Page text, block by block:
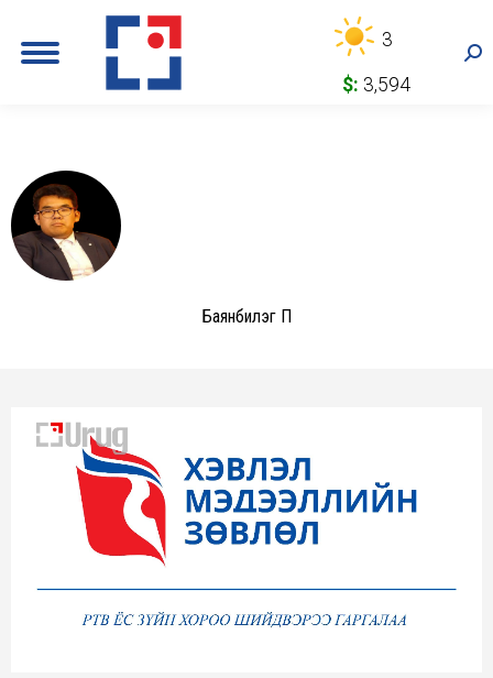
3
$: 3,594
Баянбилэг П